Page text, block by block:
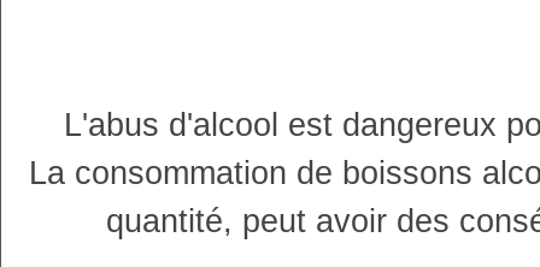
L'abus d'alcool est dangereux
La consommation de boissons
quantité, peut avoir des